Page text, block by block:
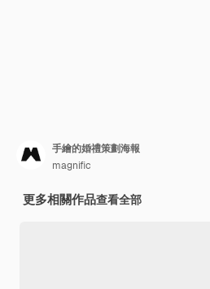
手繪的婚禮策劃海報
magnific
更多相關作品查看全部